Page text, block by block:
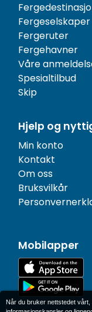
Fergeselskaper
Fergeruter
Fergehavner
Våre
Spesialtilbud
Skip
Hjelp og
Min konto
Kontakt
Om oss
Bruksvilkår
Mobilapper
Når du bruker nettstedet